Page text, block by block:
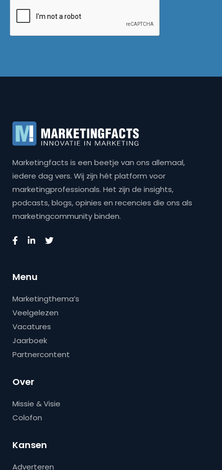
Marketingfacts is een beetje van ons allemaal,
iedere dag vers. Wij zijn hét platform voor
marketingprofessionals. Het zijn de insights,
podcasts, blogs, opinies en recencies die ons als
marketingcommunity binden.
Menu
Marketingthema’s
Veelgelezen
Vacatures
Jaarboek
Partnercontent
Over
Missie & Visie
Colofon
Kansen
Adverteren